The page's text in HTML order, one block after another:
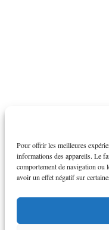
Pour offrir les meilleures
informations des appareils. Le
comportement de navigation ou
avoir un effet négatif sur